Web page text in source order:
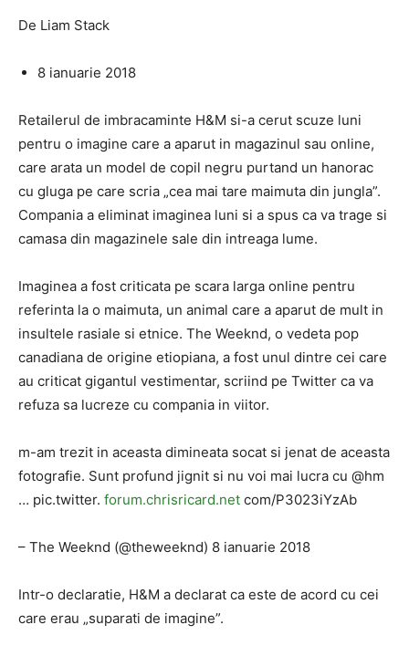
De Liam Stack
8 ianuarie 2018
Retailerul de imbracaminte H&M si-a cerut scuze luni
pentru o imagine care a aparut in magazinul sau online,
care arata un model de copil negru purtand un hanorac
cu gluga pe care scria „cea mai tare maimuta din jungla”.
Compania a eliminat imaginea luni si a spus ca va trage si
camasa din magazinele sale din intreaga lume.
Imaginea a fost criticata pe scara larga online pentru
referinta la o maimuta, un animal care a aparut de mult in
insultele rasiale si etnice. The Weeknd, o vedeta pop
canadiana de origine etiopiana, a fost unul dintre cei care
au criticat gigantul vestimentar, scriind pe Twitter ca va
refuza sa lucreze cu compania in viitor.
m-am trezit in aceasta dimineata socat si jenat de aceasta
fotografie. Sunt profund jignit si nu voi mai lucra cu @hm
… pic.twitter. forum.chrisricard.net com/P3023iYzAb
– The Weeknd (@theweeknd) 8 ianuarie 2018
Intr-o declaratie, H&M a declarat ca este de acord cu cei
care erau „suparati de imagine”.